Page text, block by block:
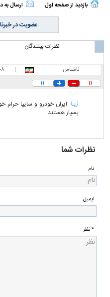
بازدید از صفحه اول ارسال به
عضویت در
نظرات بینندگان
ناشناس |
|
0
0
ایران خودرو و سایپا حرام
بسیار هستند
نظرات شما
نام
ایمیل
* نظر